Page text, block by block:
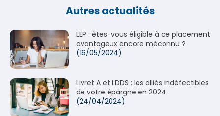
Autres actualités
LEP : êtes-vous éligible à ce placement
avantageux encore méconnu ?
(16/05/2024)
Livret A et LDDS : les alliés indéfectibles
de votre épargne en 2024
(24/04/2024)